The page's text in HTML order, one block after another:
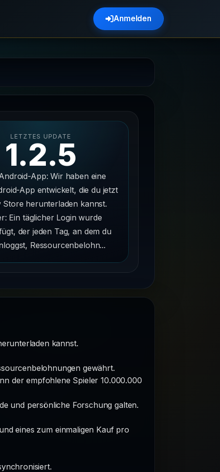
Anmelden
LETZTES UPDATE
1.2.5
App: Wir haben eine
App entwickelt, die du jetzt
Store herunterladen kannst.
Ein täglicher Login wurde
der jeden Tag, an dem du
Ressourcenbelohn...
kannst.
gewährt.
der empfohlene Spieler 10.000.000
und persönliche Forschung galten.
eines zum einmaligen Kauf pro